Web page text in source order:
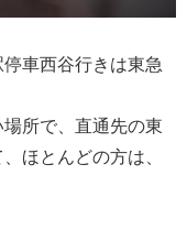
車西谷行きは東急
所で、直通先の東
ほとんどの方は、